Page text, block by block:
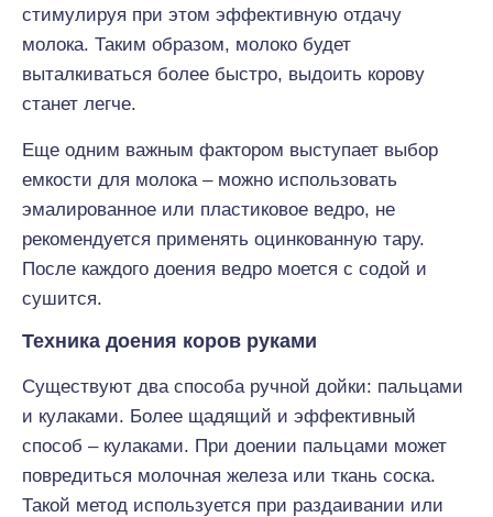
стимулируя при этом эффективную отдачу
молока. Таким образом, молоко будет
выталкиваться более быстро, выдоить корову
станет легче.
Еще одним важным фактором выступает выбор
емкости для молока – можно использовать
эмалированное или пластиковое ведро, не
рекомендуется применять оцинкованную тару.
После каждого доения ведро моется с содой и
сушится.
Техника доения коров руками
Существуют два способа ручной дойки: пальцами
и кулаками. Более щадящий и эффективный
способ – кулаками. При доении пальцами может
повредиться молочная железа или ткань соска.
Такой метод используется при раздаивании или